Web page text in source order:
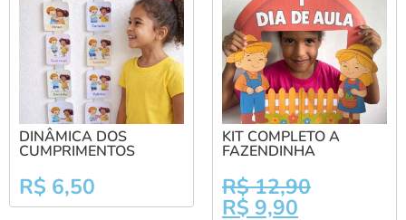
DINÂMICA DOS
CUMPRIMENTOS
R$ 6,50
KIT COMPLETO A
FAZENDINHA
R$12,90
R$ 9,90